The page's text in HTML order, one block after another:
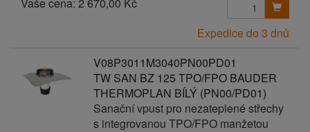
Expedice do 3 dnů
V08P3011M3040PN00PD01
TW SAN BZ 125 TPO/FPO BAUDER
THERMOPLAN BÍLÝ (PN00/PD01)
Sanační vpust pro nezateplené střechy
s integrovanou TPO/FPO manžetou